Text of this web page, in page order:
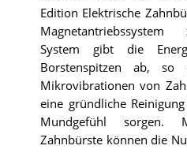
Edition Elektrische
System gibt die
Borstenspitzen ab,
Mikrovibrationen von
eine gründliche
Mundgefühl sorgen.
Zahnbürste können die